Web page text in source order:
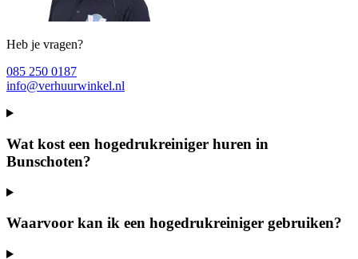
Heb je vragen?
085 250 0187
info@verhuurwinkel.nl
Wat kost een hogedrukreiniger huren in
Bunschoten?
Waarvoor kan ik een hogedrukreiniger gebruiken?